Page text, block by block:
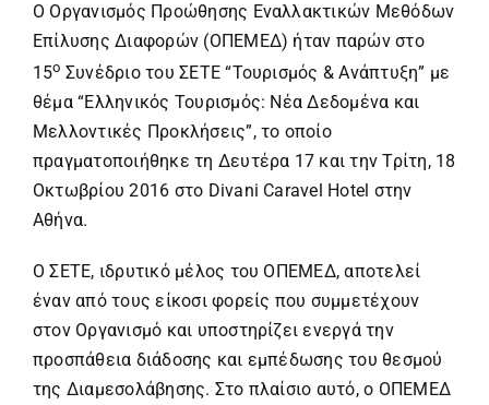
Ο Οργανισμός Προώθησης Εναλλακτικών Μεθόδων
Επίλυσης Διαφορών (ΟΠΕΜΕΔ) ήταν παρών στο
15ο Συνέδριο του ΣΕΤΕ “Τουρισμός & Ανάπτυξη” με
θέμα “Ελληνικός Τουρισμός: Νέα Δεδομένα και
Μελλοντικές Προκλήσεις”, το οποίο
πραγματοποιήθηκε τη Δευτέρα 17 και την Τρίτη, 18
Οκτωβρίου 2016 στο Divani Caravel Hotel στην
Αθήνα.
Ο ΣΕΤΕ, ιδρυτικό μέλος του ΟΠΕΜΕΔ, αποτελεί
έναv από τoυς είκοσι φορείς που συμμετέχουν
στον Οργανισμό και υποστηρίζει ενεργά την
προσπάθεια διάδοσης και εμπέδωσης του θεσμού
της Διαμεσολάβησης. Στο πλαίσιο αυτό, ο ΟΠΕΜΕΔ